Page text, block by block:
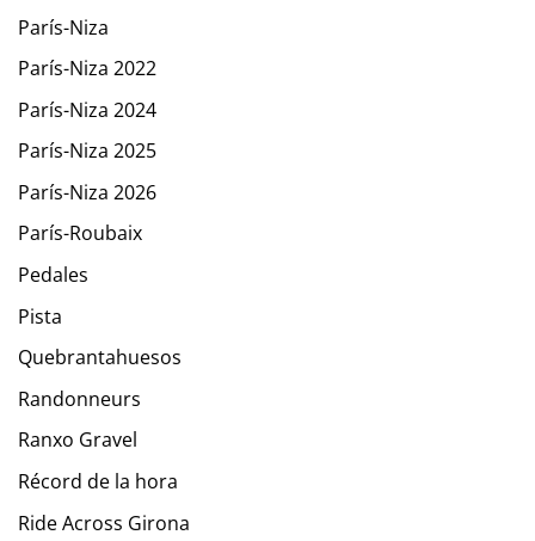
París-Niza
París-Niza 2022
París-Niza 2024
París-Niza 2025
París-Niza 2026
París-Roubaix
Pedales
Pista
Quebrantahuesos
Randonneurs
Ranxo Gravel
Récord de la hora
Ride Across Girona